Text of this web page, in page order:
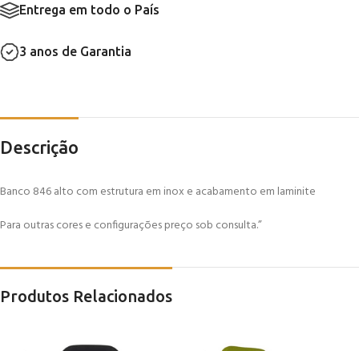
Entrega em todo o País
3 anos de Garantia
Descrição
Banco 846 alto com estrutura em inox e acabamento em laminite
Para outras cores e configurações preço sob consulta.”
Produtos Relacionados